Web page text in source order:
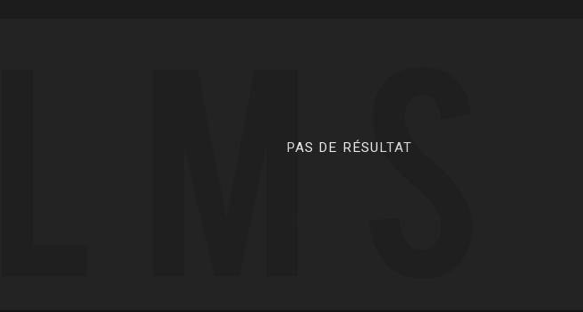
PAS DE RÉSULTAT